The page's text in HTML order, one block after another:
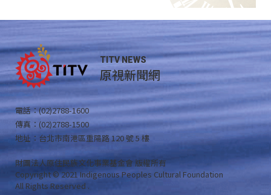
TITV NEWS
原視新聞網
電話：(02)2788-1600
傳真：(02)2788-1500
地址：台北市南港區重陽路 120 號 5 樓
財團法人原住民族文化事業基金會 版權所有
Copyright © 2021 Indigenous Peoples Cultural Foundation
All Rights Reserved .